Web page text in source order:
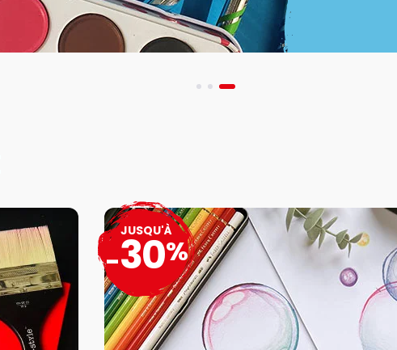
JUSQU'À
-30%